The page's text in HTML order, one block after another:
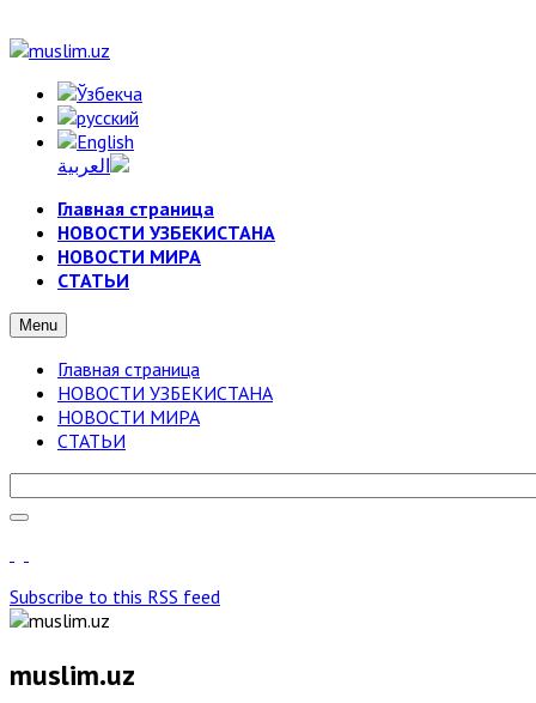
Главная страница
НОВОСТИ УЗБЕКИСТАНА
НОВОСТИ МИРА
СТАТЬИ
Menu
Главная страница
НОВОСТИ УЗБЕКИСТАНА
НОВОСТИ МИРА
СТАТЬИ
Subscribe to this RSS feed
muslim.uz